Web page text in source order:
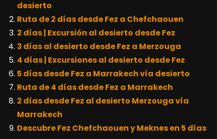
desierto
Ruta de 2 días desde Fez a Chefchaouen
2 días | Excursión al desierto desde Fez
3 días al desierto desde Fez a Merzouga
4 días | Excursiones al desierto desde Fez
5 días desde Fez a Marrakech vía desierto
Ruta de 4 días desde Fez a Marrakech
2 días desde Fez al desierto Merzouga vía
Marrakech
Descubre Fez Chefchaouen y Meknes en 5 días